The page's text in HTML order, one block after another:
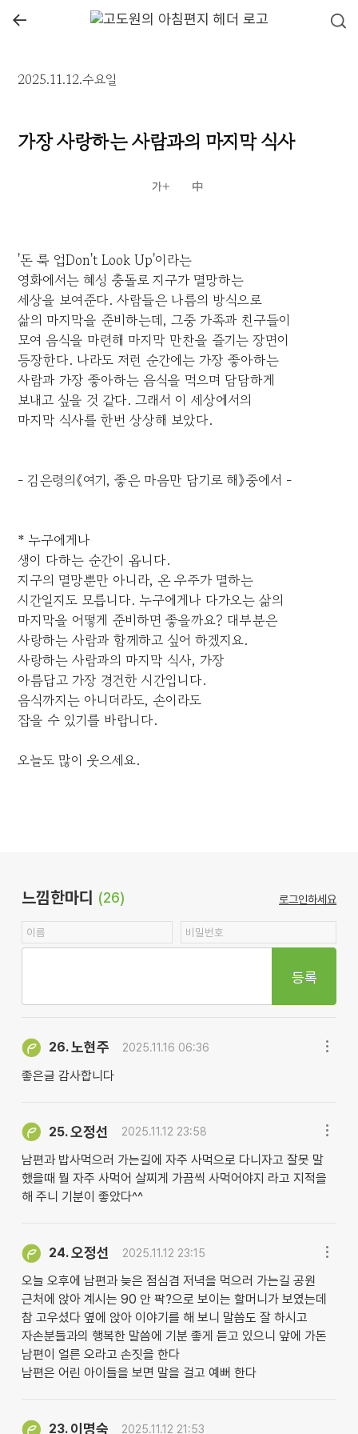
←
2025.11.12.수요일
가장 사랑하는 사람과의 마지막 식사
'돈 룩 업Don't Look Up'이라는
영화에서는 혜성 충돌로 지구가 멸망하는
세상을 보여준다. 사람들은 나름의 방식으로
삶의 마지막을 준비하는데, 그중 가족과 친구들이
모여 음식을 마련해 마지막 만찬을 즐기는 장면이
등장한다. 나라도 저런 순간에는 가장 좋아하는
사람과 가장 좋아하는 음식을 먹으며 담담하게
보내고 싶을 것 같다. 그래서 이 세상에서의
마지막 식사를 한번 상상해 보았다.
- 김은령의《여기, 좋은 마음만 담기로 해》중에서 -
* 누구에게나
생이 다하는 순간이 옵니다.
지구의 멸망뿐만 아니라, 온 우주가 멸하는
시간일지도 모릅니다. 누구에게나 다가오는 삶의
마지막을 어떻게 준비하면 좋을까요? 대부분은
사랑하는 사람과 함께하고 싶어 하겠지요.
사랑하는 사람과의 마지막 식사, 가장
아름답고 가장 경건한 시간입니다.
음식까지는 아니더라도, 손이라도
잡을 수 있기를 바랍니다.
오늘도 많이 웃으세요.
느낌한마디 (26) 로그인하세요
등록
26.노현주 2025.11.16 06:36
좋은글 감사합니다
25.오정선 2025.11.12 23:58
남편과 밥사먹으러 가는길에 자주 사먹으로 다니자고 잘못 말
했을때 뭘 자주 사먹어 살찌게 가끔씩 사먹어야지 라고 지적을
해 주니 기분이 좋았다^^
24.오정선 2025.11.12 23:15
오늘 오후에 남편과 늦은 점심겸 저녁을 먹으러 가는길 공원
근처에 앉아 계시는 90 안 팍?으로 보이는 할머니가 보였는데
참 고우셨다 옆에 앉아 이야기를 해 보니 말씀도 잘 하시고
자손분들과의 행복한 말씀에 기분 좋게 듣고 있으니 앞에 가돈
남편이 얼른 오라고 손짓을 한다
남편은 어린 아이들을 보면 말을 걸고 예뻐 한다
23. 이명숙 2025.11.12 21:53